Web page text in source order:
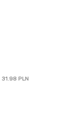
31.98 PLN